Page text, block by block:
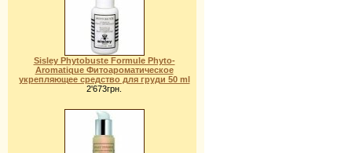
Sisley Phytobuste Formule Phyto-
Aromatiquе Фитоароматическое
укрепляющее средство для груди 50 ml
2'673грн.